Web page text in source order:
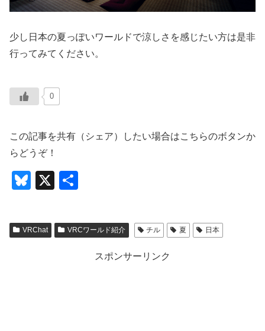
少し日本の夏っぽいワールドで涼しさを感じたい方は是非
行ってみてください。
0
この記事を共有（シェア）したい場合はこちらのボタンか
らどうぞ！
Bl
e
sk
X
VRChat VRCワールド紹介 チル 夏 日本
スポンサーリンク